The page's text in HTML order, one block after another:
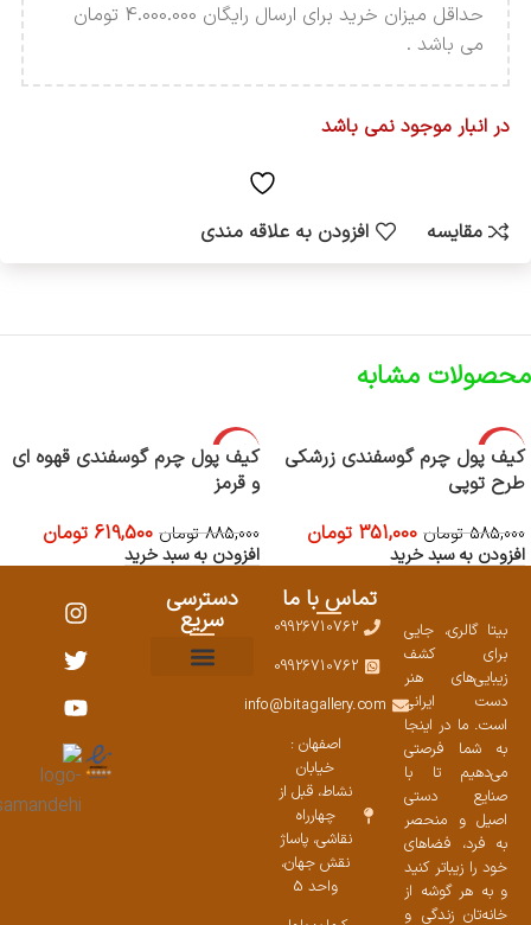
حداقل میزان خرید برای ارسال رایگان 4.000.000 تومان
می باشد .
در انبار موجود نمی باشد
مقایسه افزودن به علاقه مندی
محصولات مشابه
-40%
کیف پول چرم گوسفندی زرشکی
طرح توپی
585,000 تومان 351,000 تومان
افزودن به سبد خرید
-30%
کیف پول چرم گوسفندی قهوه ای
و قرمز
885,000 تومان 619,500 تومان
افزودن به سبد خرید
بیتا گالری، جایی
برای کشف
زیبایی‌های هنر
دست ایرانی
است. ما در اینجا
به شما فرصتی
می‌دهیم تا با
صنایع دستی
اصیل و منحصر
به فرد، فضاهای
خود را زیباتر کنید
و به هر گوشه از
خانه‌تان زندگی و
تماس با ما
09926710762
09926710762
info@bitagallery.com
اصفهان :
خیابان
نشاط، قبل از
چهارراه
نقاشی، پاساژ
نقش جهان،
واحد 5
دسترسی
سریع